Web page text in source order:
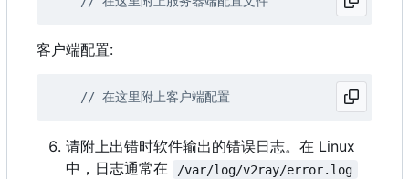
客户端配置:
请附上出错时软件输出的错误日志。在 Linux
中，日志通常在
/var/log/v2ray/error.log